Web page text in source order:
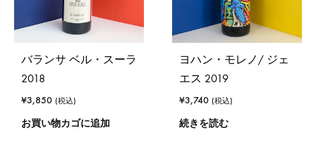
バランサ ベル・スーラ
2018
¥3,850 (税込)
お買い物カゴに追加
ヨハン・モレノ/ ジェ
エス 2019
¥3,740 (税込)
続きを読む